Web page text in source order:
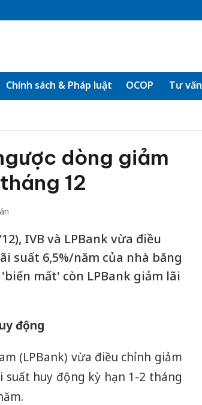
Chính sách & Pháp luật OCOP Tư vấn
dòng giảm
12
IVB và LPBank vừa điều
suất 6,5%/năm của nhà băng
mất' còn LPBank giảm lãi
động
(LPBank) vừa điều chỉnh giảm
suất huy động kỳ hạn 1-2 tháng